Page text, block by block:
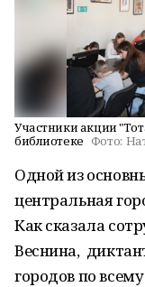
Участники акции
библиотеке Фото:
Одной из
центральная
Как сказала
Веснина,
городов по